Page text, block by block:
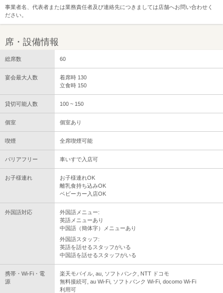
事業者名、代表者または業務責任者及び連絡先につきましては店舗へお問い合わせく
ださい。
席・設備情報
総席数 60
宴会最大人数
着席時 130
立食時 150
貸切可能人数 100 ~ 150
個室 個室あり
喫煙 全席喫煙可能
バリアフリー 車いすで入店可
お子様連れ
お子様連れOK
離乳食持ち込みOK
ベビーカー入店OK
外国語対応
外国語メニュー:
英語メニューあり
中国語（簡体字）メニューあり
外国語スタッフ:
英語を話せるスタッフがいる
中国語を話せるスタッフがいる
携帯・Wi-Fi・電
源
楽天モバイル, au, ソフトバンク, NTT ドコモ
無料接続可, au Wi-Fi, ソフトバンク Wi-Fi, docomo Wi-Fi
利用可